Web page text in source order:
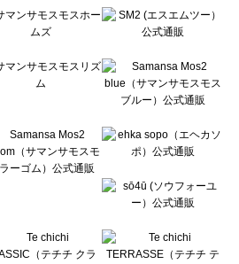
ック）の一覧
一覧
）の一覧